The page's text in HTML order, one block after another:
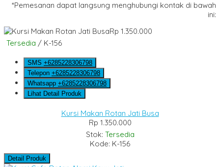
*Pemesanan dapat langsung menghubungi kontak di bawah
ini:
Rp 1.350.000
Tersedia / K-156
SMS +6285228306798
Telepon +6285228306798
Whatsapp +6285228306798
Lihat Detail Produk
Kursi Makan Rotan Jati Busa
Rp 1.350.000
Stok: Tersedia
Kode: K-156
Detail Produk